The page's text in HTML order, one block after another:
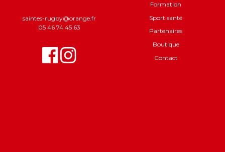
saintes-rugby@orange.fr
05 46 74 45 63
Formation
Sport santé
Partenaires
Boutique
Contact